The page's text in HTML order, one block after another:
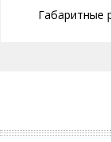
Габаритные